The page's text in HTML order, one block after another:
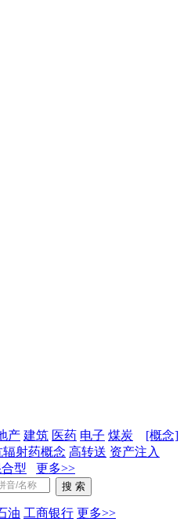
产 建筑 医药 电子 煤炭
[概念]
辐射药概念 高转送 资产注入
型
更多>>
油 工商银行 更多>>